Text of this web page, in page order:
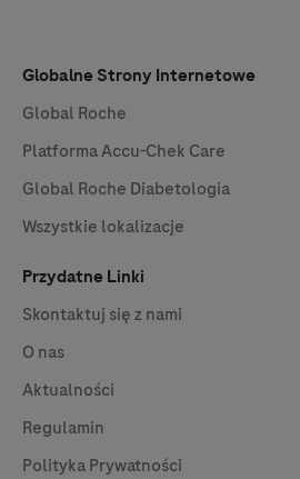
Globalne Strony Internetowe
Global Roche
PlatformaAccu-Chek Care
Global Roche Diabetologia
Wszystkie lokalizacje
Przydatne Linki
Skontaktuj się z nami
O nas
Aktualności
Regulamin
Polityka Prywatności